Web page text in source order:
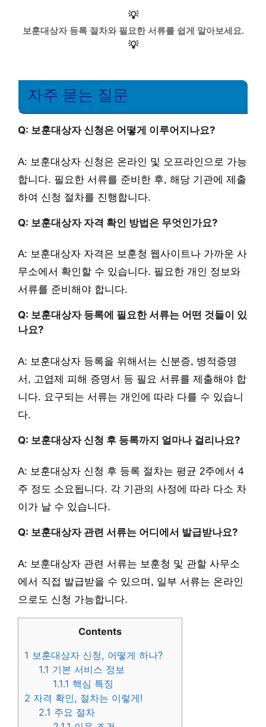
💡
보훈대상자 등록 절차와 필요한 서류를 쉽게 알아보세요.
💡
자주 묻는 질문
Q: 보훈대상자 신청은 어떻게 이루어지나요?
A: 보훈대상자 신청은 온라인 및 오프라인으로 가능
합니다. 필요한 서류를 준비한 후, 해당 기관에 제출
하여 신청 절차를 진행합니다.
Q: 보훈대상자 자격 확인 방법은 무엇인가요?
A: 보훈대상자 자격은 보훈청 웹사이트나 가까운 사
무소에서 확인할 수 있습니다. 필요한 개인 정보와
서류를 준비해야 합니다.
Q: 보훈대상자 등록에 필요한 서류는 어떤 것들이 있
나요?
A: 보훈대상자 등록을 위해서는 신분증, 병적증명
서, 고엽제 피해 증명서 등 필요 서류를 제출해야 합
니다. 요구되는 서류는 개인에 따라 다를 수 있습니
다.
Q: 보훈대상자 신청 후 등록까지 얼마나 걸리나요?
A: 보훈대상자 신청 후 등록 절차는 평균 2주에서 4
주 정도 소요됩니다. 각 기관의 사정에 따라 다소 차
이가 날 수 있습니다.
Q: 보훈대상자 관련 서류는 어디에서 발급받나요?
A: 보훈대상자 관련 서류는 보훈청 및 관할 사무소
에서 직접 발급받을 수 있으며, 일부 서류는 온라인
으로도 신청 가능합니다.
Contents
1 보훈대상자 신청, 어떻게 하나?
1.1 기본 서비스 정보
1.1.1 핵심 특징
2 자격 확인, 절차는 이렇게!
2.1 주요 절차